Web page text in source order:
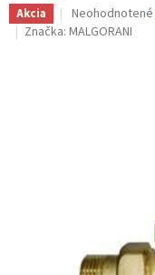
Akcia
Priemerné
hodnotenie
Neohodnotené
Značka: MALGORANI